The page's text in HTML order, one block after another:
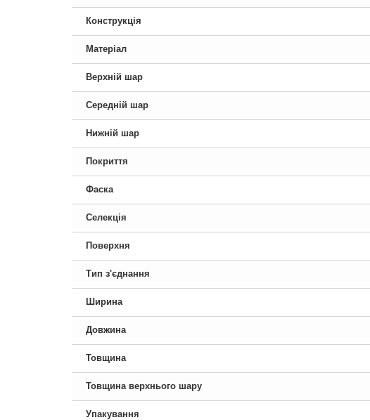
Конструкція
Матеріал
Верхній шар
Середній шар
Нижній шар
Покриття
Фаска
Селекція
Поверхня
Тип з'єднання
Ширина
Довжина
Товщина
Товщина верхнього шару
Упакування